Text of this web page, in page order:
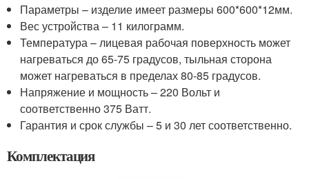
Параметры – изделие имеет размеры 600*600*12мм.
Вес устройства – 11 килограмм.
Температура – лицевая рабочая поверхность может
нагреваться до 65-75 градусов, тыльная сторона
может нагреваться в пределах 80-85 градусов.
Напряжение и мощность – 220 Вольт и
соответственно 375 Ватт.
Гарантия и срок службы – 5 и 30 лет соответственно.
Комплектация